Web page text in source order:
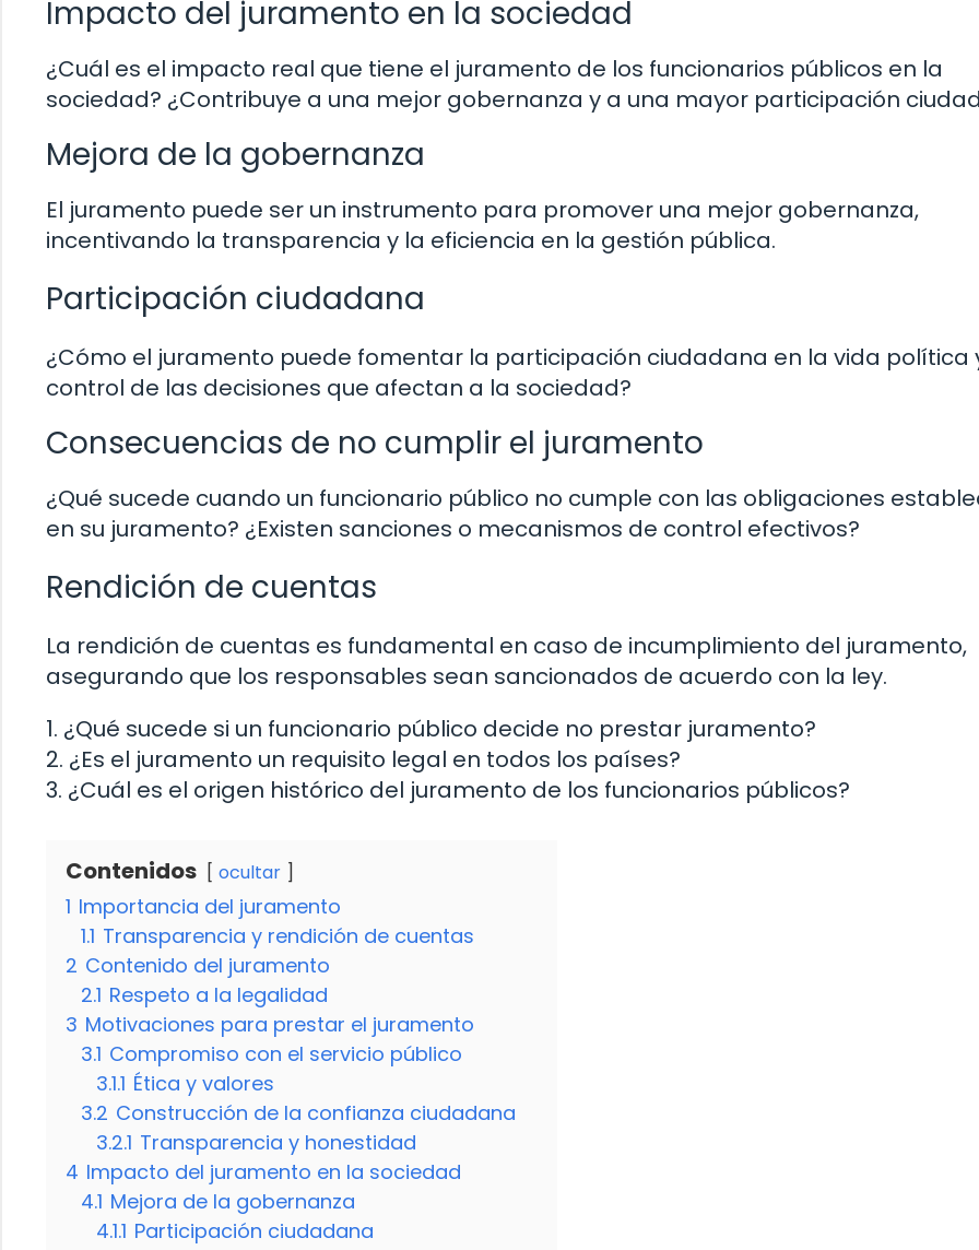
Impacto del juramento en la sociedad
¿Cuál es el impacto real que tiene el juramento de los funcionarios públicos en la
sociedad? ¿Contribuye a una mejor gobernanza y a una mayor participación
Mejora de la gobernanza
El juramento puede ser un instrumento para promover una mejor gobernanza,
incentivando la transparencia y la eficiencia en la gestión pública.
Participación ciudadana
¿Cómo el juramento puede fomentar la participación ciudadana en la vida política
control de las decisiones que afectan a la sociedad?
Consecuencias de no cumplir el juramento
¿Qué sucede cuando un funcionario público no cumple con las obligaciones
en su juramento? ¿Existen sanciones o mecanismos de control efectivos?
Rendición de cuentas
La rendición de cuentas es fundamental en caso de incumplimiento del juramento,
asegurando que los responsables sean sancionados de acuerdo con la ley.
1. ¿Qué sucede si un funcionario público decide no prestar juramento?
2. ¿Es el juramento un requisito legal en todos los países?
3. ¿Cuál es el origen histórico del juramento de los funcionarios públicos?
Contenidos ocultar
1 Importancia del juramento
1.1 Transparencia y rendición de cuentas
2 Contenido del juramento
2.1 Respeto a la legalidad
3 Motivaciones para prestar el juramento
3.1 Compromiso con el servicio público
3.1.1 Ética y valores
3.2 Construcción de la confianza ciudadana
3.2.1 Transparencia y honestidad
4 Impacto del juramento en la sociedad
4.1 Mejora de la gobernanza
4.1.1 Participación ciudadana